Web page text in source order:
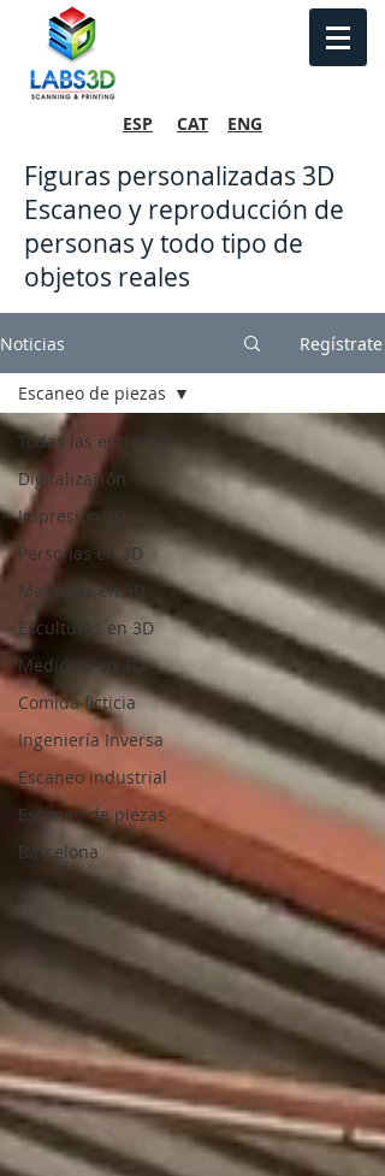
ESP CAT ENG
Figuras personalizadas 3D
Escaneo y reproducción de
personas y todo tipo de
objetos reales
Noticias Regístrate
Todas las entradas
Digitalización
Impresión 3D
Personas en 3D
Mascotas en 3D
Esculturas en 3D
Medicina en 3D
Comida ficticia
Ingeniería Inversa
Escaneo industrial
Escaneo de piezas
Barcelona
Escaneo de piezas